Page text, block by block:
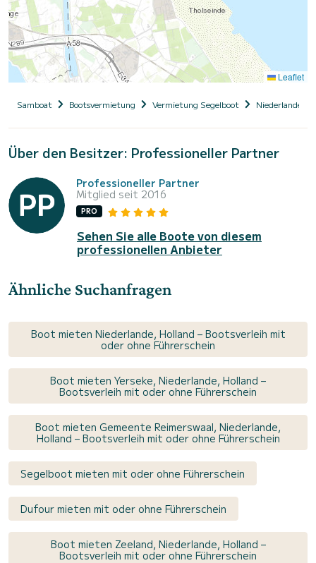
Leaflet
Samboat Bootsvermietung Vermietung Segelboot Niederlande,
Über den Besitzer: Professioneller Partner
Professioneller Partner
Mitglied seit 2016
PRO
Sehen Sie alle Boote von diesem
professionellen Anbieter
Ähnliche Suchanfragen
Boot mieten Niederlande, Holland – Bootsverleih mit
oder ohne Führerschein
Boot mieten Yerseke, Niederlande, Holland –
Bootsverleih mit oder ohne Führerschein
Boot mieten Gemeente Reimerswaal, Niederlande,
Holland – Bootsverleih mit oder ohne Führerschein
Segelboot mieten mit oder ohne Führerschein
Dufour mieten mit oder ohne Führerschein
Boot mieten Zeeland, Niederlande, Holland –
Bootsverleih mit oder ohne Führerschein